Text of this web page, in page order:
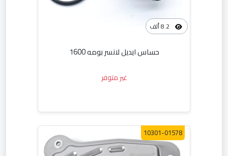
حساس ايديل لانسر بومه 1600
غير متوفر
10301-01578